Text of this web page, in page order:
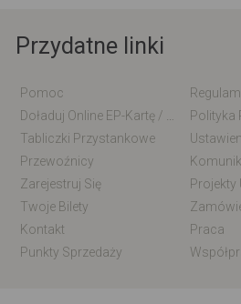
Przydatne linki
Pomoc
Polityka
Tabliczki Przystankowe
Przewoźnicy
Zarejestruj Się
Projekty
Twoje Bilety
Kontakt
Praca
Punkty Sprzedaży